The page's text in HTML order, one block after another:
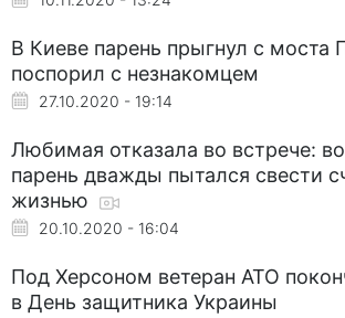
В Киеве парень прыгнул с моста
поспорил с незнакомцем
27.10.2020 - 19:14
Любимая отказала во встрече:
парень дважды пытался свести
жизнью
20.10.2020 - 16:04
Под Херсоном ветеран АТО
в День защитника Украины